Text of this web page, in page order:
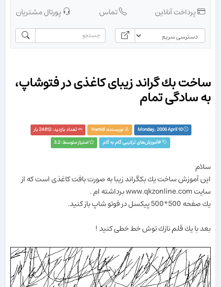
پرداخت آنلاین
تماس پورتال مشتریان
ساخت بك گراند زیبای كاغذی در فتوشاپ،
به سادگی تمام
Monday, 2006 April 10 نویسنده:Hamid
تعداد بازدید: 24812 بار
#آموزش‌های ترکیبی گام به گام امتیاز متوسط: 3.2
سلام
این آموزش ساخت یك بكگراند زیبا به صورت بافت كاغذی است كه از
سایت www.qkzonline.com برداشته ام .
یك صفحه 500*500 پیكسل در فوتو شاپ باز كنید.
بعد با یك قلم نازك توش خط خطی كنید !